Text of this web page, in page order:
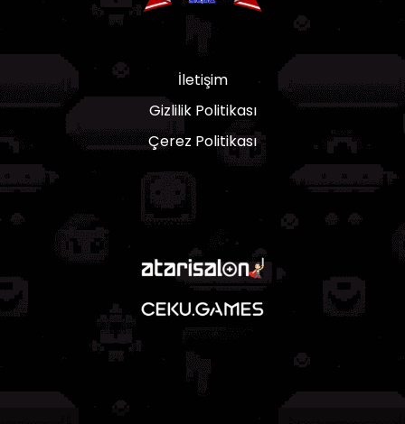
İletişim
Gizlilik Politikası
Çerez Politikası